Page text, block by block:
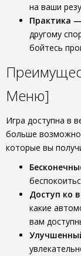
на ваши
Практика
другому
бойтесь
Меню]
Игра доступна в
больше
которые вы
Доступ ко
какие
вам